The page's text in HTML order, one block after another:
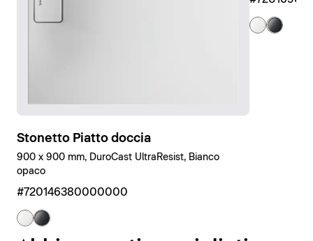
Stonetto Piatto doccia
900 x 900 mm, DuroCast UltraResist, Bianco
opaco
#720146380000000